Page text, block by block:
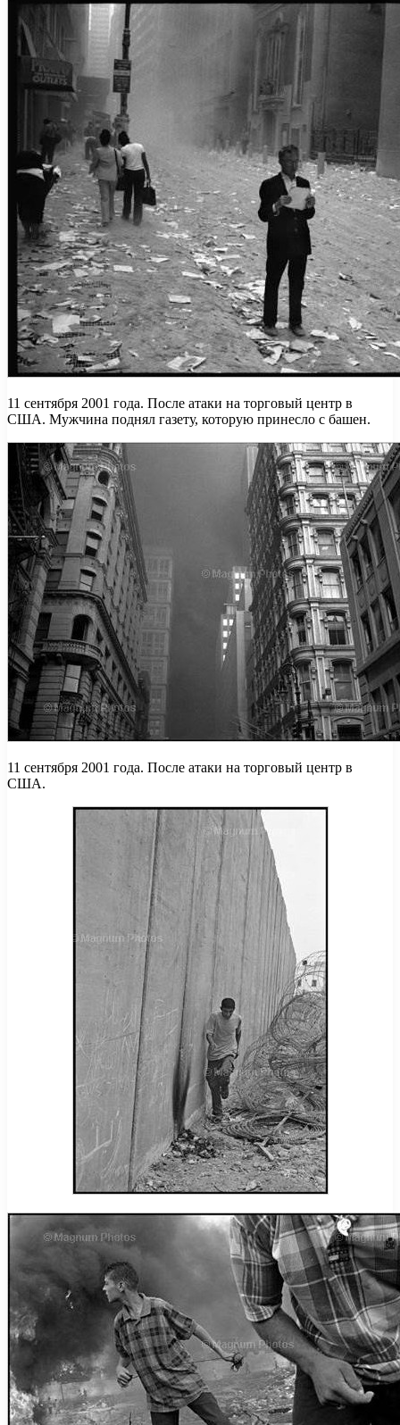
11 сентября 2001 года. После атаки на торговый центр в
США. Мужчина поднял газету, которую принесло с башен.
11 сентября 2001 года. После атаки на торговый центр в
США.